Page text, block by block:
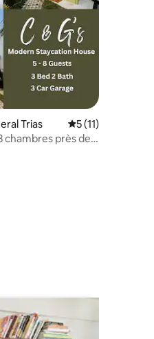
12 commentaires : 4,92 sur 5
Trias Évaluation
5 (11)
chambres près de